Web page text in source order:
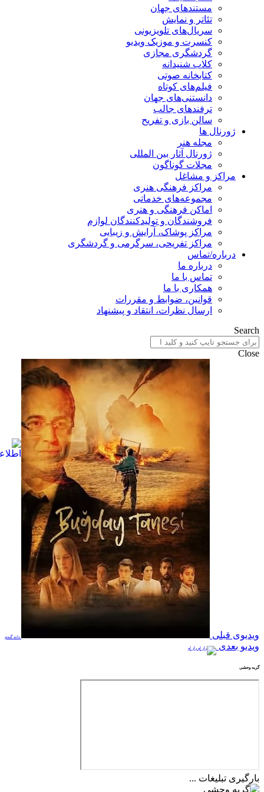
مستندهای جهان
تئاتر و نمایش
سریال‌های تلویزیونی
کنسرت و موزیک ویدیو
گردشگری مجازی
کلاب شنیدانه
کتابخانه صوتی
فیلم‌های کوتاه
دانستنی‌های جهان
ترفندهای جالب
سالن بازی و تفریح
ژورنال ها
مجله هنر
ژورنال آثار بین المللی
مجلات گوناگون
مراکز و مشاغل
مراکز فرهنگی هنری
مجموعه‌های خدماتی
اماکن فرهنگی و هنری
فروشندگان و تولیدکنندگان لوازم
مراکز پوشاک، آرایش و زیبایی
مراکز تفریحی، سرگرمی و گردشگری
درباره/تماس
درباره ما
تماس با ما
همکاری با ما
قوانین، ضوابط و مقررات
ارسال نظرات، انتقاد و پیشنهاد
Search
Close
ویدیوی قبلی دانه گندم
ویدیو بعدی راز او
گربه وحشی
بارگیری تبلیغات ...